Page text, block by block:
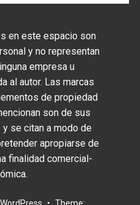
en este espacio son
y no representan
empresa u
al autor. Las marcas
de propiedad
son de sus
se citan a modo de
apropiarse de
finalidad comercial-